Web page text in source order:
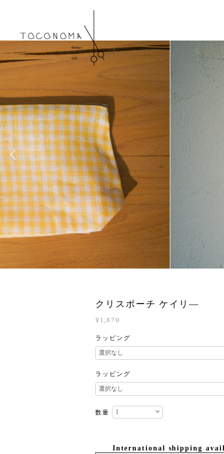
クリスポーチ ケイリ―
¥1,870
ラッピング
ラッピング
数量
International shipping